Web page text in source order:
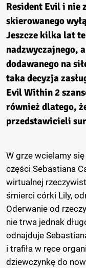
Resident Evil i nie
skierowanego
Jeszcze kilka lat
nadzwyczajnego,
dodawanego na
taka decyzja
Evil Within 2
również dlatego,
przedstawicieli
W grze wcielamy
części Sebastiana
wirtualnej
śmierci córki Lily,
Oderwanie od
nie trwa jednak
odnajduje
i trafiła w ręce
dziewczynkę do